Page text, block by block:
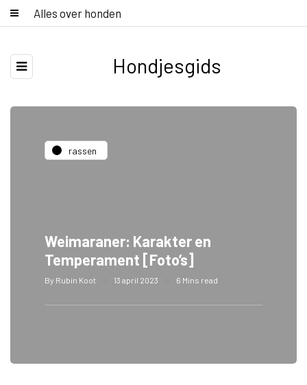
Alles over honden
Hondjesgids
rassen
Weimaraner: Karakter en
Temperament [Foto’s]
By Rubin Koot 13 april 2023 6 Mins read